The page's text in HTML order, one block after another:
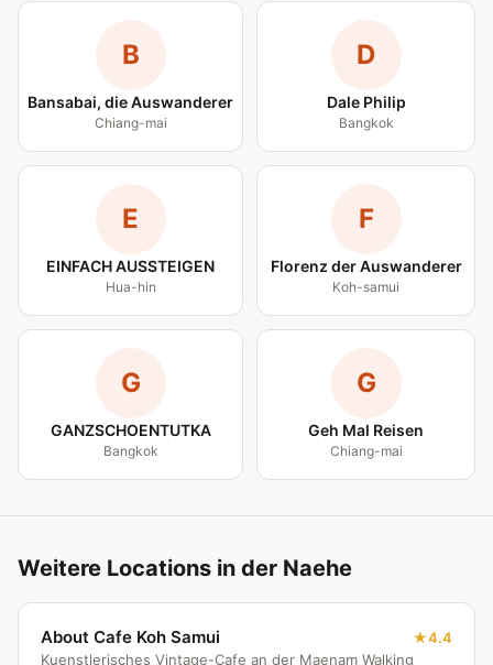
B
Bansabai, die Auswanderer
Chiang-mai
D
Dale Philip
Bangkok
E
EINFACH AUSSTEIGEN
Hua-hin
F
Florenz der Auswanderer
Koh-samui
G
GANZSCHOENTUTKA
Bangkok
G
Geh Mal Reisen
Chiang-mai
Weitere Locations in der Naehe
About Cafe Koh Samui
4.4
Kuenstlerisches Vintage-Cafe an der Maenam Walking